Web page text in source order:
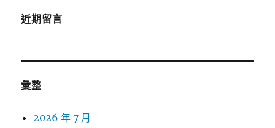
近期留言
彙整
2026 年 7 月